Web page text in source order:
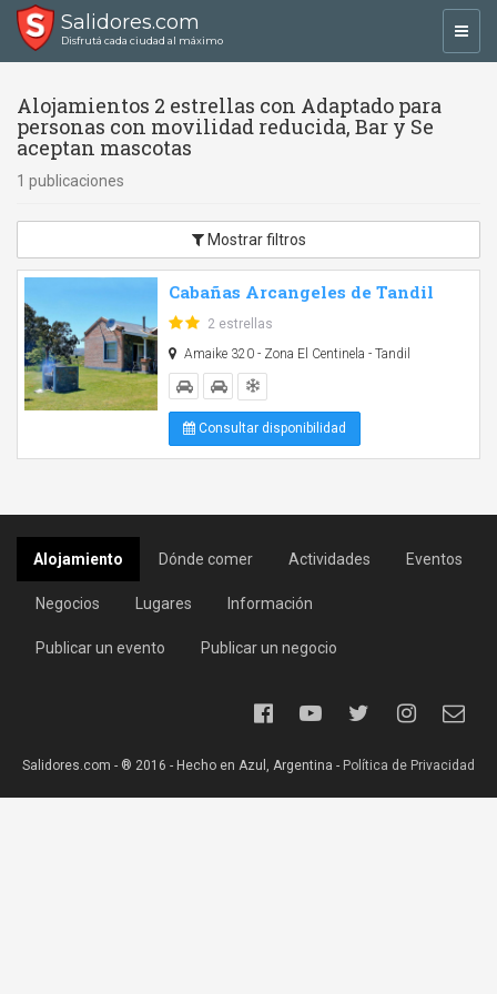
Salidores.com
Disfrutá cada ciudad al máximo
Alojamientos 2 estrellas con Adaptado para
personas con movilidad reducida, Bar y Se
aceptan mascotas
1 publicaciones
Mostrar filtros
Cabañas Arcangeles de Tandil
2 estrellas
Amaike 320 - Zona El Centinela - Tandil
Consultar disponibilidad
Alojamiento Dónde comer Actividades Eventos
Negocios Lugares Información
Publicar un evento Publicar un negocio
Salidores.com - ® 2016 - Hecho en Azul, Argentina - Política de Privacidad